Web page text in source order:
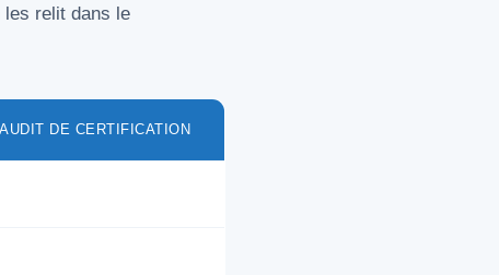
relit dans le
DE CERTIFICATION